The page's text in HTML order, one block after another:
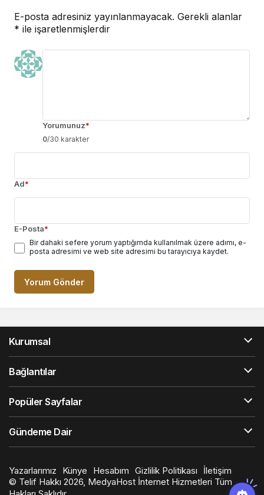
E-posta adresiniz yayınlanmayacak. Gerekli alanlar
* ile işaretlenmişlerdir
Yorumunuz*
0/30 karakter
Ad*
E-Posta*
Bir dahaki sefere yorum yaptığımda kullanılmak üzere adımı, e-
posta adresimi ve web site adresimi bu tarayıcıya kaydet.
Yorum Gönder
Kurumsal
Bağlantılar
Popüler Sayfalar
Gündeme Dair
Yazarlarımız Künye Hesabım Gizlilik Politikası
İletişim
© Telif Hakkı 2026, MedyaHost İnternet Hizmetleri Tüm